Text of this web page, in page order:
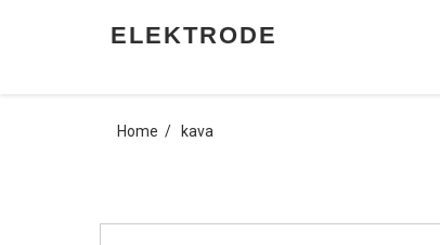
ELEKTRODE
Home kava